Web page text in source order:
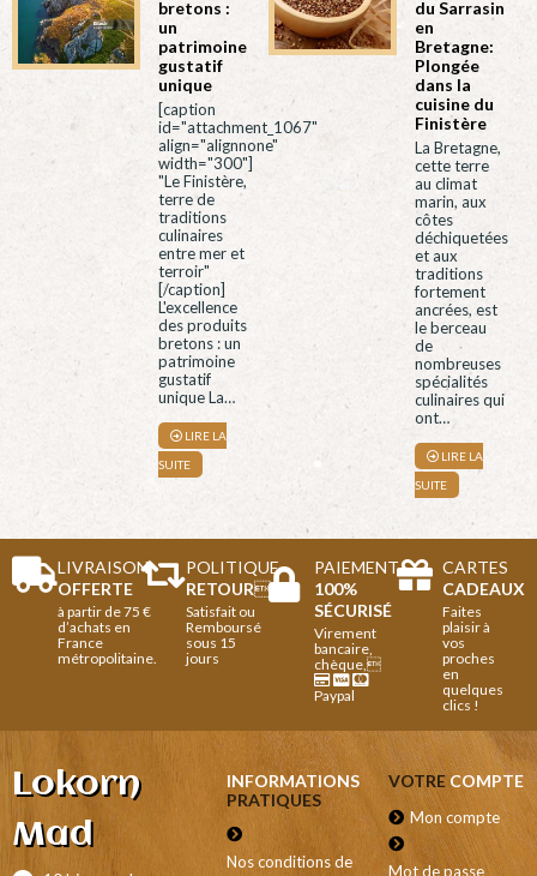
bretons :
un
patrimoine
gustatif
unique
[caption
id="attachment_1067"
align="alignnone"
width="300"]
"Le Finistère,
terre de
traditions
culinaires
entre mer et
terroir"
[/caption]
L'excellence
des produits
bretons : un
patrimoine
gustatif
unique La…
LIRE LA
SUITE
du Sarrasin
en
Bretagne:
Plongée
dans la
cuisine du
Finistère
La Bretagne,
cette terre
au climat
marin, aux
côtes
déchiquetées
et aux
traditions
fortement
ancrées, est
le berceau
de
nombreuses
spécialités
culinaires qui
ont…
LIRE LA
SUITE
LIVRAISON
OFFERTE
à partir de 75 €
d’achats en
France
métropolitaine.
POLITIQUE
RETOUR
Satisfait ou
Remboursé
sous 15
jours
PAIEMENT
100%
SÉCURISÉ
Virement
bancaire,
chèque,
Paypal
CARTES
CADEAUX
Faites
plaisir à
vos
proches
en
quelques
clics !
Lokorn
Mad
INFORMATIONS
PRATIQUES
Nos conditions de
VOTRECOMPTE
Mon compte
Mot de passe